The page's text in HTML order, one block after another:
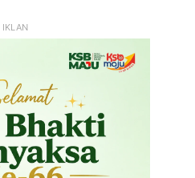
IKLAN